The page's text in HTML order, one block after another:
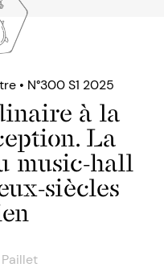
• N°300 S1 2025
à la
La
music-hall
siècles